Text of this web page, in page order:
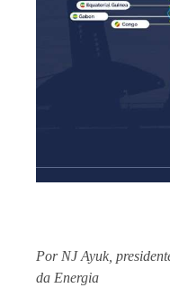
Por NJ Ayuk,
da Energia